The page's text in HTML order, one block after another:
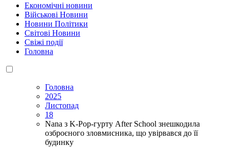
Економічні новини
Військові Новини
Новини Політики
Світові Новини
Свіжі події
Головна
Головна
2025
Листопад
18
Nana з K-Pop-гурту After School знешкодила
озброєного зловмисника, що увірвався до її
будинку